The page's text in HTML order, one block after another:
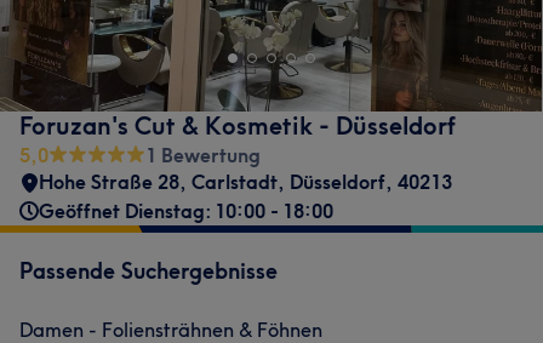
Foruzan's Cut & Kosmetik - Düsseldorf
5,0
1 Bewertung
Hohe Straße 28, Carlstadt, Düsseldorf, 40213
Geöffnet Dienstag: 10:00 - 18:00
Passende Suchergebnisse
Damen - Foliensträhnen & Föhnen